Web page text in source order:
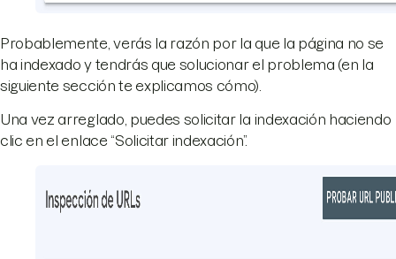
Probablemente, verás la razón por la que la página no se
ha indexado y tendrás que solucionar el problema (en la
siguiente sección te explicamos cómo).
Una vez arreglado, puedes solicitar la indexación haciendo
clic en el enlace “Solicitar indexación”.